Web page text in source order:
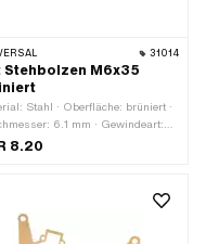
31014
Stehbolzen M6x35
Stahl · Oberfläche: brüniert ·
6.1 mm · Gewindeart:
(Standardgewinde) ·
8.20